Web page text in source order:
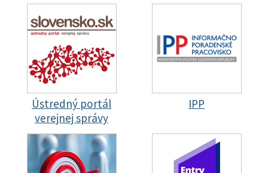
Ústredný portál
verejnej správy
IPP